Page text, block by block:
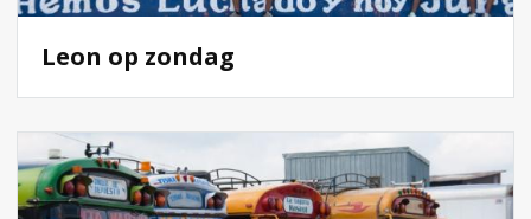
Leon op zondag